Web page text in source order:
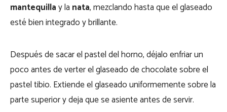
mantequillay la nata, mezclando hasta que el glaseado
esté bien integrado y brillante.
Después de sacar el pastel del horno, déjalo enfriar un
poco antes de verter el glaseado de chocolate sobre el
pastel tibio. Extiende el glaseado uniformemente sobre la
parte superior y deja que se asiente antes de servir.